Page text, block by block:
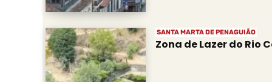
SANTA MARTA DE PENAGUIÃO
Zona de Lazer do Rio